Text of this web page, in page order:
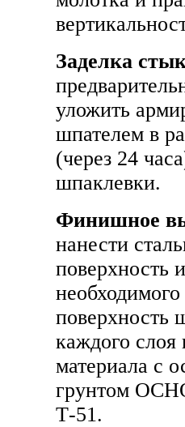
Заделка
уложить
шпателем в
(через 24
шпаклевки.
Финишное
нанести
поверхность
поверхность
каждого
материала с
грунтом
Т-51.